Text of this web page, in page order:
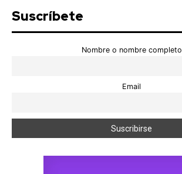
Suscríbete
Nombre o nombre completo
Email